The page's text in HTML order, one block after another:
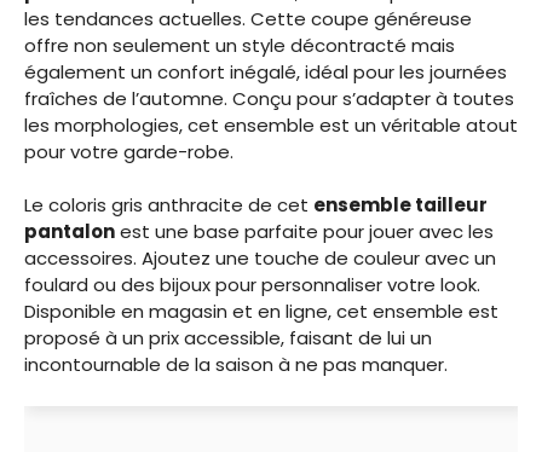
les tendances actuelles. Cette coupe généreuse
offre non seulement un style décontracté mais
également un confort inégalé, idéal pour les journées
fraîches de l’automne. Conçu pour s’adapter à toutes
les morphologies, cet ensemble est un véritable atout
pour votre garde-robe.
Le coloris gris anthracite de cet ensemble tailleur
pantalonest une base parfaite pour jouer avec les
accessoires. Ajoutez une touche de couleur avec un
foulard ou des bijoux pour personnaliser votre look.
Disponible en magasin et en ligne, cet ensemble est
proposé à un prix accessible, faisant de lui un
incontournable de la saison à ne pas manquer.